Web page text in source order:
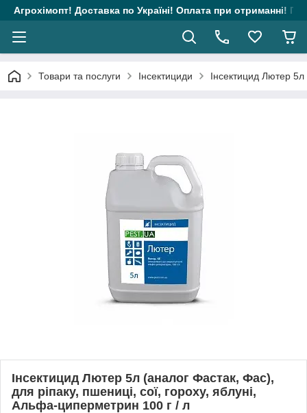
Агрохімопт! Доставка по Україні! Оплата при отриманні!
Товари та послуги Інсектициди Інсектицид Лютер
Інсектицид Лютер 5л (аналог Фастак, Фас),
для ріпаку, пшениці, сої, гороху, яблуні,
Альфа-циперметрин 100 г / л